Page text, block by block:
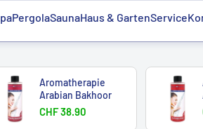
PergolaSaunaHaus & GartenService
Aromatherapie
Arabian Bakhoor
CHF 38.90